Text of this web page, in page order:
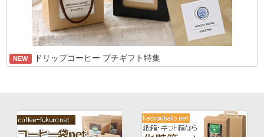
NEW ドリップコーヒー プチギフト特集